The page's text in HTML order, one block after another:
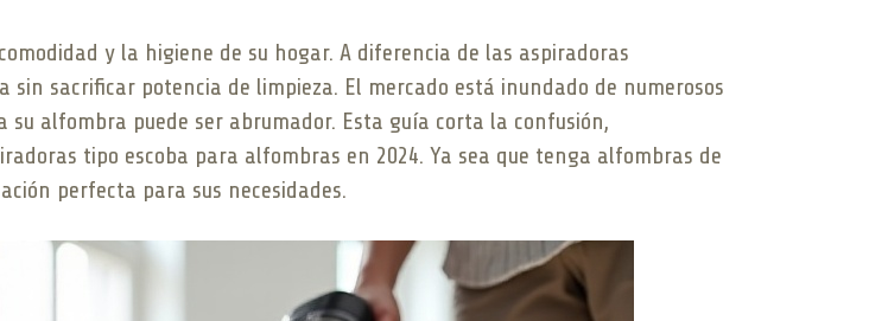
y la higiene de su hogar. A diferencia de las aspiradoras
sacrificar potencia de limpieza. El mercado está inundado de numerosos
alfombra puede ser abrumador. Esta guía corta la confusión,
tipo escoba para alfombras en 2024. Ya sea que tenga alfombras de
perfecta para sus necesidades.